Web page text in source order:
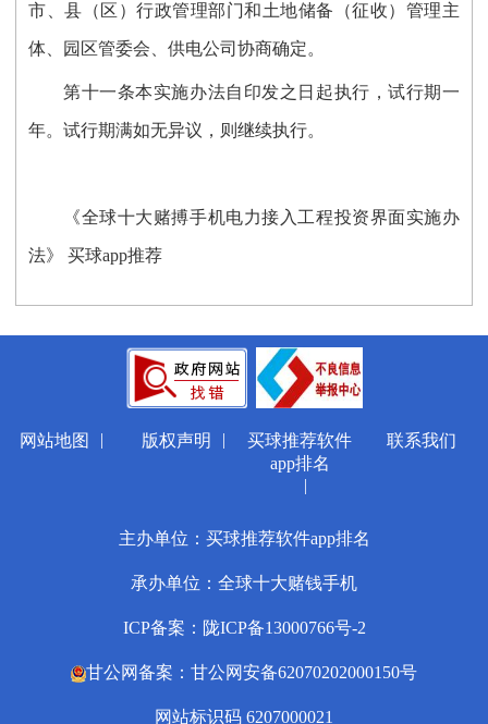
市、县（区）行政管理部门和土地储备（征收）管理主
体、园区管委会、供电公司协商确定。
第十一条本实施办法自印发之日起执行，试行期一
年。试行期满如无异议，则继续执行。
《全球十大赌搏手机电力接入工程投资界面实施办
法》 买球app推荐
网站地图 | 版权声明 |
买球推荐软件
app排名
|
联系我们
主办单位：买球推荐软件app排名
承办单位：全球十大赌钱手机
ICP备案：陇ICP备13000766号-2
甘公网备案：甘公网安备62070202000150号
网站标识码 6207000021